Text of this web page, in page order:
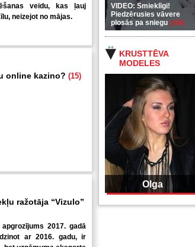
VIDEO: Smieklīgi!
Piedzērusies vāvere
plosās pa sniegu (255)
KRUSTTĒVA
MODELES
Olga
veidu, kas ļauj
neizejot no mājas.
online kazino? (15)
ražotāja “Vizulo”
2017. gadā
ar 2016. gadu, ir